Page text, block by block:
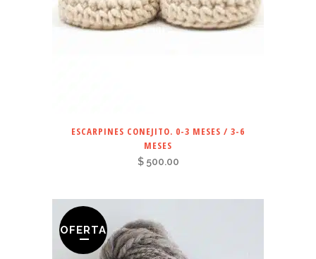
ESCARPINES CONEJITO. 0-3 MESES / 3-6
MESES
$500.00
OFERTA